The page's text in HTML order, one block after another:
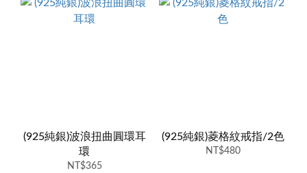
(925純銀)波浪扭曲圓環耳
環
NT$365
(925純銀)菱格紋戒指/2色
NT$480